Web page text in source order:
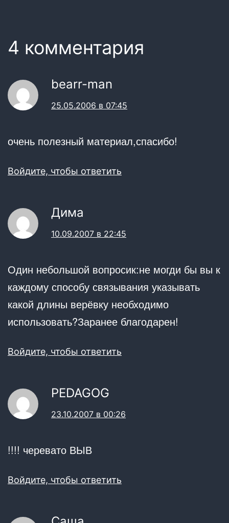
4 комментария
bearr-man
25.05.2006 в 07:45
очень полезный материал,спасибо!
Войдите, чтобы ответить
Дима
10.09.2007 в 22:45
Один небольшой вопросик:не могди бы вы к
каждому способу связывания указывать
какой длины верёвку необходимо
использовать?Заранее благодарен!
Войдите, чтобы ответить
PEDAGOG
23.10.2007 в 00:26
!!!! черевато ВЫВ
Войдите, чтобы ответить